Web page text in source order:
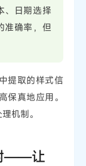
、日期选择
准确率，但
提取的样式信
保真地应用。
机制。
——让